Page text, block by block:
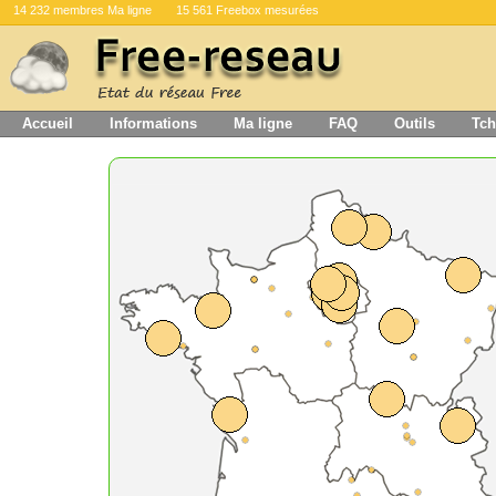
14 232 membres Ma ligne 15 561 Freebox mesurées
Accueil Informations Ma ligne FAQ Outils